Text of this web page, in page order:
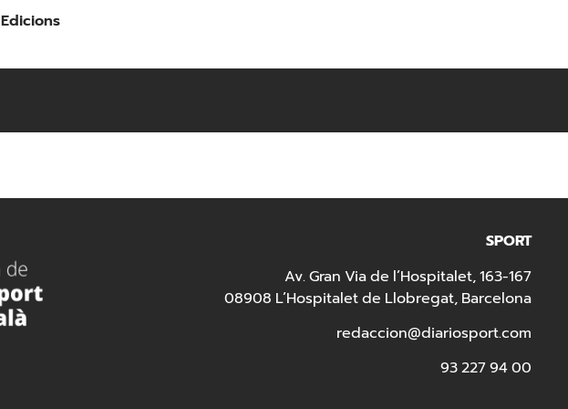
Edicions
SPORT
Av. Gran Via de l’Hospitalet, 163-167
08908 L’Hospitalet de Llobregat, Barcelona
redaccion@diariosport.com
93 227 94 00